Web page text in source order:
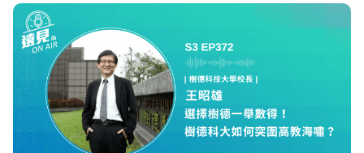
Firstory Podcast 廣告 —— 你常在職場中感到焦慮、害怕
犯錯，甚至覺得自己正遭受不友善的對待或霸凌嗎？當工作
中的人際摩擦、怕輸怕失敗的緊繃感成為日常，我們不能只
是委屈討好或一味逃避，更需要學會看透人際互動底層的
「職場冰山」。 本集《遠見 ON AIR》邀請到薩提爾模式溝
通引導師、天下文化新書《透視職場冰山》作者李崇義與謝
佳芸老師，帶你透過「冰山理論」拆解職場上的對立與衝